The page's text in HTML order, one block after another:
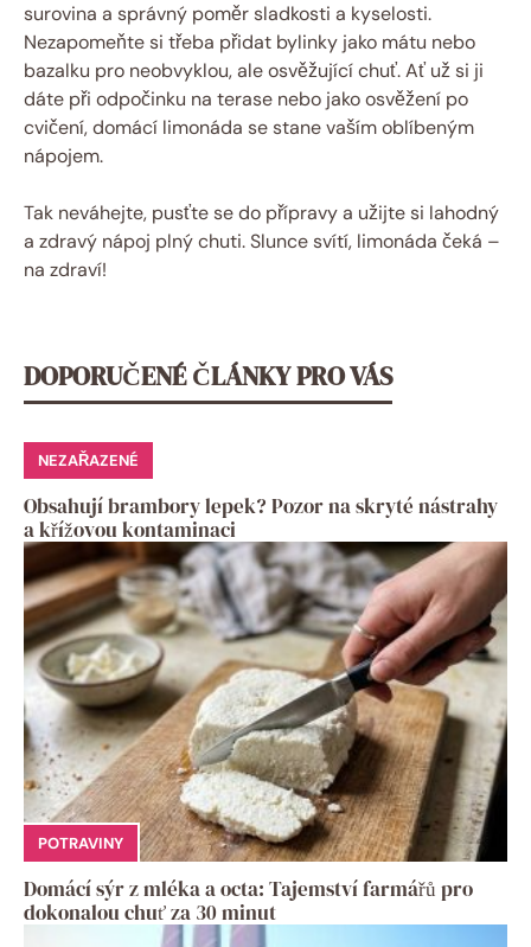
surovina a správný poměr sladkosti a kyselosti.
Nezapomeňte si třeba přidat bylinky jako mátu nebo
bazalku pro neobvyklou, ale osvěžující chuť. Ať už si ji
dáte při odpočinku na terase nebo jako osvěžení po
cvičení, domácí limonáda se stane vaším oblíbeným
nápojem.
Tak neváhejte, pusťte se do přípravy a užijte si lahodný
a zdravý nápoj plný chuti. Slunce svítí, limonáda čeká –
na zdraví!
DOPORUČENÉ ČLÁNKY PRO VÁS
NEZAŘAZENÉ
Obsahují brambory lepek? Pozor na skryté nástrahy
a křížovou kontaminaci
POTRAVINY
Domácí sýr z mléka a octa: Tajemství farmářů pro
dokonalou chuť za 30 minut